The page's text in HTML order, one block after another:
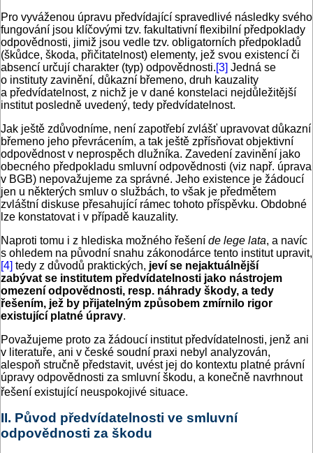
Pro vyváženou úpravu předvídající spravedlivé následky svého
fungování jsou klíčovými tzv. fakultativní flexibilní předpoklady
odpovědnosti, jimiž jsou vedle tzv. obligatorních předpokladů
(škůdce, škoda, přičitatelnost) elementy, jež svou existencí či
absencí určují charakter (typ) odpovědnosti.[3] Jedná se
o instituty zavinění, důkazní břemeno, druh kauzality
a předvídatelnost, z nichž je v dané konstelaci nejdůležitější
institut posledně uvedený, tedy předvídatelnost.
Jak ještě zdůvodníme, není zapotřebí zvlášť upravovat důkazní
břemeno jeho převrácením, a tak ještě zpřísňovat objektivní
odpovědnost v neprospěch dlužníka. Zavedení zavinění jako
obecného předpokladu smluvní odpovědnosti (viz např. úprava
v BGB) nepovažujeme za správné. Jeho existence je žádoucí
jen u některých smluv o službách, to však je předmětem
zvláštní diskuse přesahující rámec tohoto příspěvku. Obdobné
lze konstatovat i v případě kauzality.
Naproti tomu i z hlediska možného řešení de lege lata, a navíc
s ohledem na původní snahu zákonodárce tento institut upravit,
[4] tedy z důvodů praktických, jeví se nejaktuálnější
zabývat se institutem předvídatelnosti jako nástrojem
omezení odpovědnosti, resp. náhrady škody, a tedy
řešením, jež by přijatelným způsobem zmírnilo rigor
existující platné úpravy.
Považujeme proto za žádoucí institut předvídatelnosti, jenž ani
v literatuře, ani v české soudní praxi nebyl analyzován,
alespoň stručně představit, uvést jej do kontextu platné právní
úpravy odpovědnosti za smluvní škodu, a konečně navrhnout
řešení existující neuspokojivé situace.
II. Původ předvídatelnosti ve smluvní
odpovědnosti za škodu